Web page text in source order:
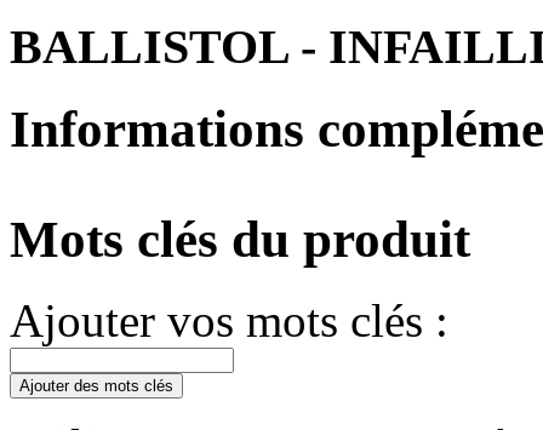
BALLISTOL -
Informations
Mots clés du produit
Ajouter vos mots clés :
Ajouter des mots clés